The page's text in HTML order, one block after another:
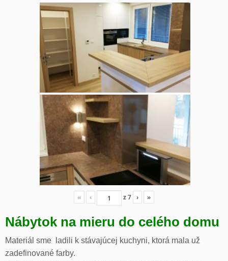
« ‹ z7 › »
Nábytok na mieru do celého domu
Materiál sme ladili k stávajúcej kuchyni, ktorá mala už
zadefinované farby.